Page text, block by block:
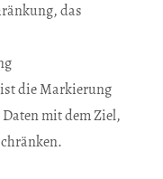
das
die Markierung
mit dem Ziel,